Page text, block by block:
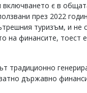
включването є в
през 2022
туризъм, и не
на финансите, тоест
традиционно
държавно